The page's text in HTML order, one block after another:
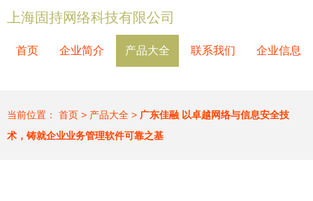
上海固持网络科技有限公司
首页 企业简介 产品大全 联系我们 企业信息
当前位置： 首页 > 产品大全 > 广东佳融 以卓越网络与信息安全技
术，铸就企业业务管理软件可靠之基